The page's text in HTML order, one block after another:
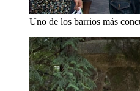
Uno de los barrios más